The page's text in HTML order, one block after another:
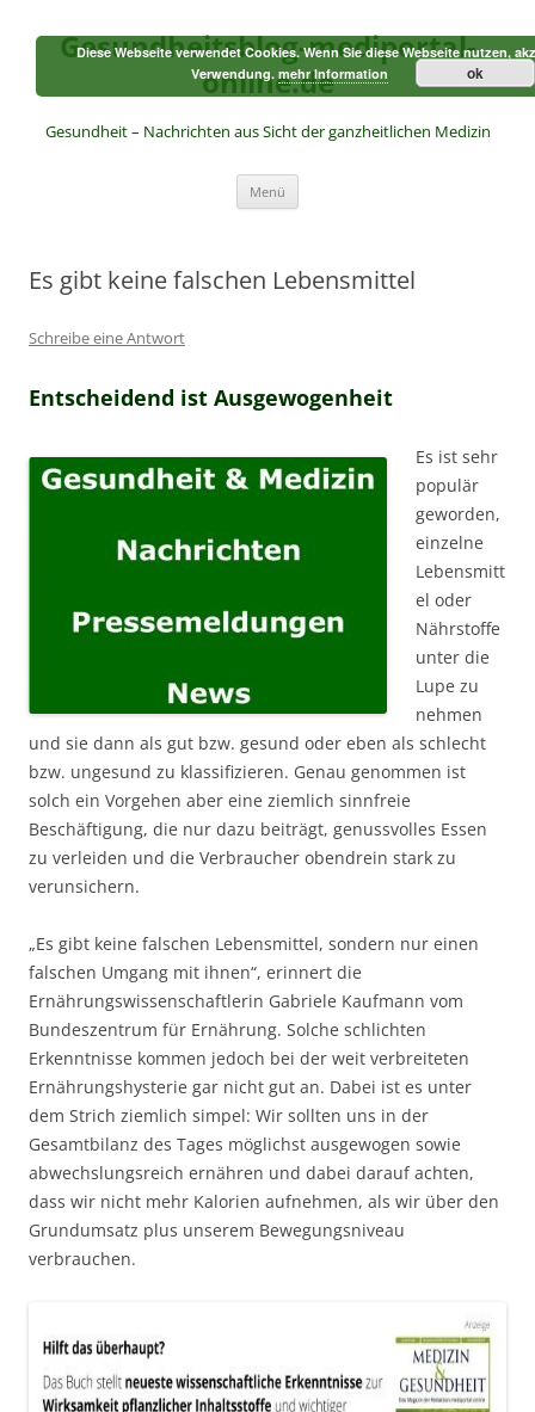
springen
Gesundheitsblog-mediportal-
online.de
Gesundheit – Nachrichten aus Sicht der ganzheitlichen Medizin
Menü
Es gibt keine falschen Lebensmittel
Schreibe eine Antwort
Entscheidend ist Ausgewogenheit
Es ist sehr
populär
geworden,
einzelne
Lebensmitt
el oder
Nährstoffe
unter die
Lupe zu
nehmen
und sie dann als gut bzw. gesund oder eben als schlecht
bzw. ungesund zu klassifizieren. Genau genommen ist
solch ein Vorgehen aber eine ziemlich sinnfreie
Beschäftigung, die nur dazu beiträgt, genussvolles Essen
zu verleiden und die Verbraucher obendrein stark zu
verunsichern.
„Es gibt keine falschen Lebensmittel, sondern nur einen
falschen Umgang mit ihnen“, erinnert die
Ernährungswissenschaftlerin Gabriele Kaufmann vom
Bundeszentrum für Ernährung. Solche schlichten
Erkenntnisse kommen jedoch bei der weit verbreiteten
Ernährungshysterie gar nicht gut an. Dabei ist es unter
dem Strich ziemlich simpel: Wir sollten uns in der
Gesamtbilanz des Tages möglichst ausgewogen sowie
abwechslungsreich ernähren und dabei darauf achten,
dass wir nicht mehr Kalorien aufnehmen, als wir über den
Grundumsatz plus unserem Bewegungsniveau
verbrauchen.
Diese Webseite verwendet Cookies. Wenn Sie diese Webseite nutzen,
Verwendung. mehr Information ok